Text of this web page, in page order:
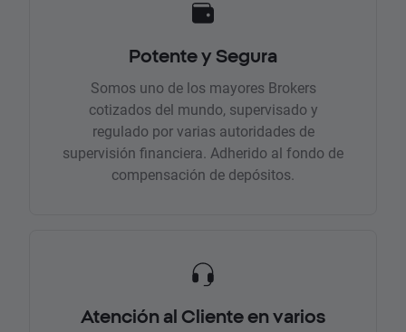
Potente y Segura
Somos uno de los mayores Brokers
cotizados del mundo, supervisado y
regulado por varias autoridades de
supervisión financiera. Adherido al fondo de
compensación de depósitos.
Atención al Cliente en varios